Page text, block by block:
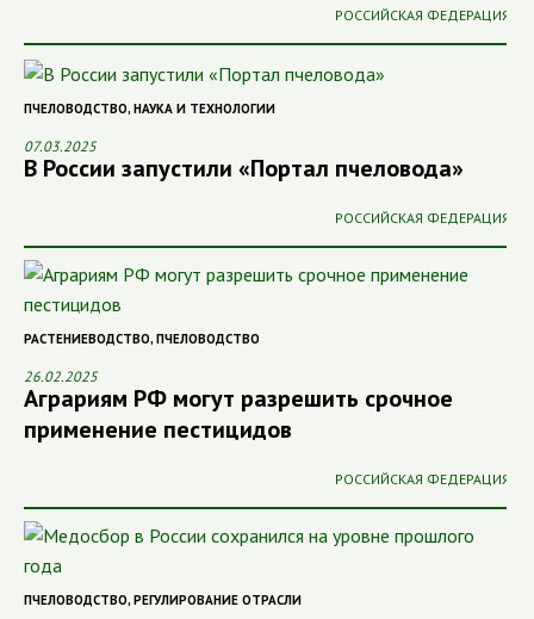
РОССИЙСКАЯ ФЕДЕРАЦИЯ
ПЧЕЛОВОДСТВО, НАУКА И ТЕХНОЛОГИИ
07.03.2025
В России запустили «Портал пчеловода»
РОССИЙСКАЯ ФЕДЕРАЦИЯ
РАСТЕНИЕВОДСТВО, ПЧЕЛОВОДСТВО
26.02.2025
Аграриям РФ могут разрешить срочное
применение пестицидов
РОССИЙСКАЯ ФЕДЕРАЦИЯ
ПЧЕЛОВОДСТВО, РЕГУЛИРОВАНИЕ ОТРАСЛИ